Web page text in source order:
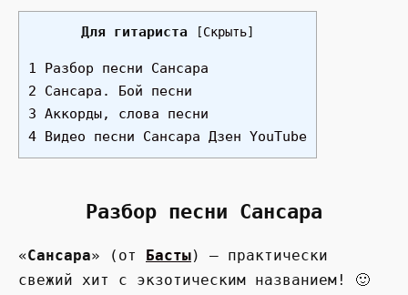
Для гитариста [Скрыть]
1 Разбор песни Сансара
2 Сансара. Бой песни
3 Аккорды, слова песни
4 Видео песни Сансара Дзен YouTube
Разбор песни Сансара
«Сансара» (от Басты) — практически
свежий хит с экзотическим названием! 🙂